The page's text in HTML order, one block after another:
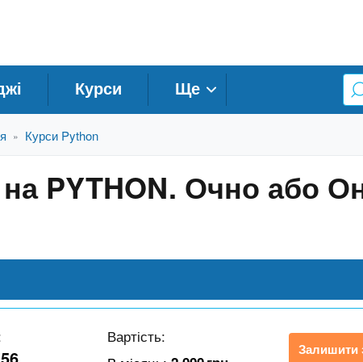
Курси Ще
» Курси Python
PYTHON. Очно або
Вартість:
Залишити